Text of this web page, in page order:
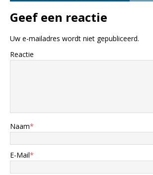
Geef een reactie
Uw e-mailadres wordt niet gepubliceerd.
Reactie
Naam*
E-Mail*